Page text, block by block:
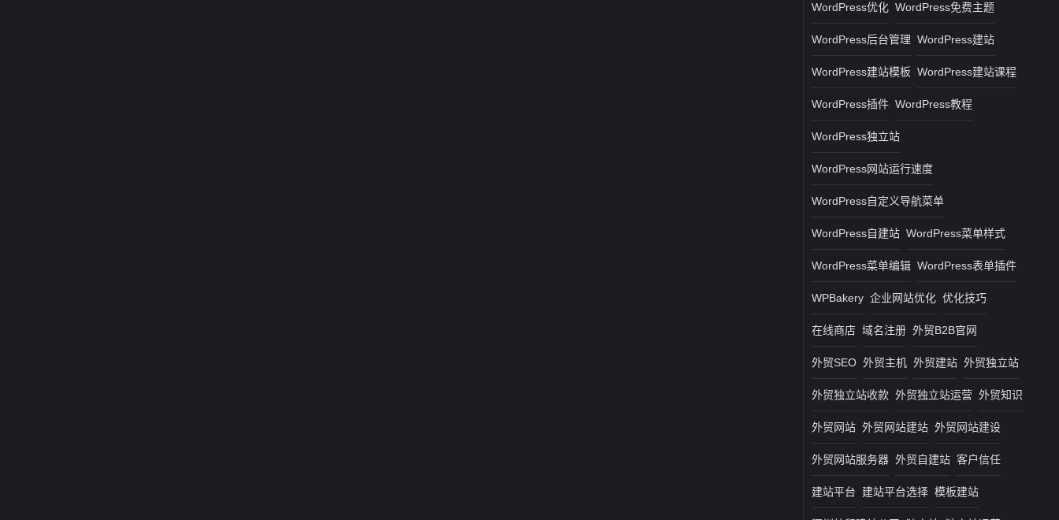
WordPress优化 WordPress免费主题
WordPress后台管理 WordPress建站
WordPress建站模板 WordPress建站课程
WordPress插件 WordPress教程
WordPress独立站
WordPress网站运行速度
WordPress自定义导航菜单
WordPress自建站 WordPress菜单样式
WordPress菜单编辑 WordPress表单插件
WPBakery 企业网站优化 优化技巧
在线商店 域名注册 外贸B2B官网
外贸SEO 外贸主机 外贸建站 外贸独立站
外贸独立站收款 外贸独立站运营 外贸知识
外贸网站 外贸网站建站 外贸网站建设
外贸网站服务器 外贸自建站 客户信任
建站平台 建站平台选择 模板建站